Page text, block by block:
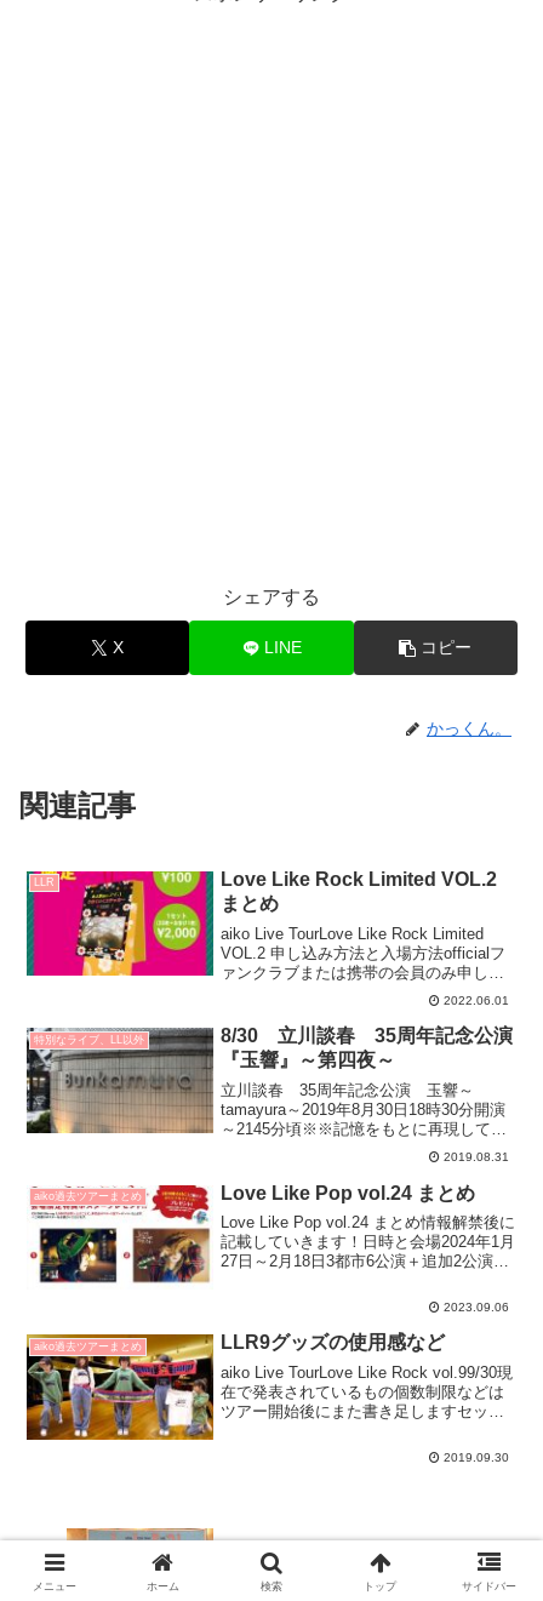
シェアする
X LINE コピー
かっくん。
関連記事
LLR
Love Like Rock Limited VOL.2
まとめ
aiko Live TourLove Like Rock Limited
VOL.2 申し込み方法と入場方法officialフ
ァンクラブまたは携帯の会員のみ申し込
み可能。1人1公演1枚まで。チケットぴあ
による分配は不可、リセールは可能。〇
入...
2022.06.01
特別なライブ、LL以外
8/30 立川談春 35周年記念公演
『玉響』～第四夜～
立川談春 35周年記念公演 玉響～
tamayura～2019年8月30日18時30分開演
～2145分頃※※記憶をもとに再現してい
るので言い回しや内容など実際と異なる
可能性があります※※※※雰囲気でお願
いします※※日程プログラム第三夜(aik...
2019.08.31
aiko過去ツアーまとめ Love Like Pop vol.24 まとめ
Love Like Pop vol.24 まとめ情報解禁後に
記載していきます！日時と会場2024年1月
27日～2月18日3都市6公演＋追加2公演ア
阪城ホール2024年1月28日(日) 大阪・大...
2023.09.06
aiko過去ツアーまとめ LLR9グッズの使用感など
aiko Live TourLove Like Rock vol.99/30現
在で発表されているもの個数制限などは
ツアー開始後にまた書き足しますセット
ッズ発表はTwitterからツアー初日の10日
2019.09.30
LLP21 2/10＠さいたまスーパーアリー
メニュー ホーム 検索 トップ サイドバー